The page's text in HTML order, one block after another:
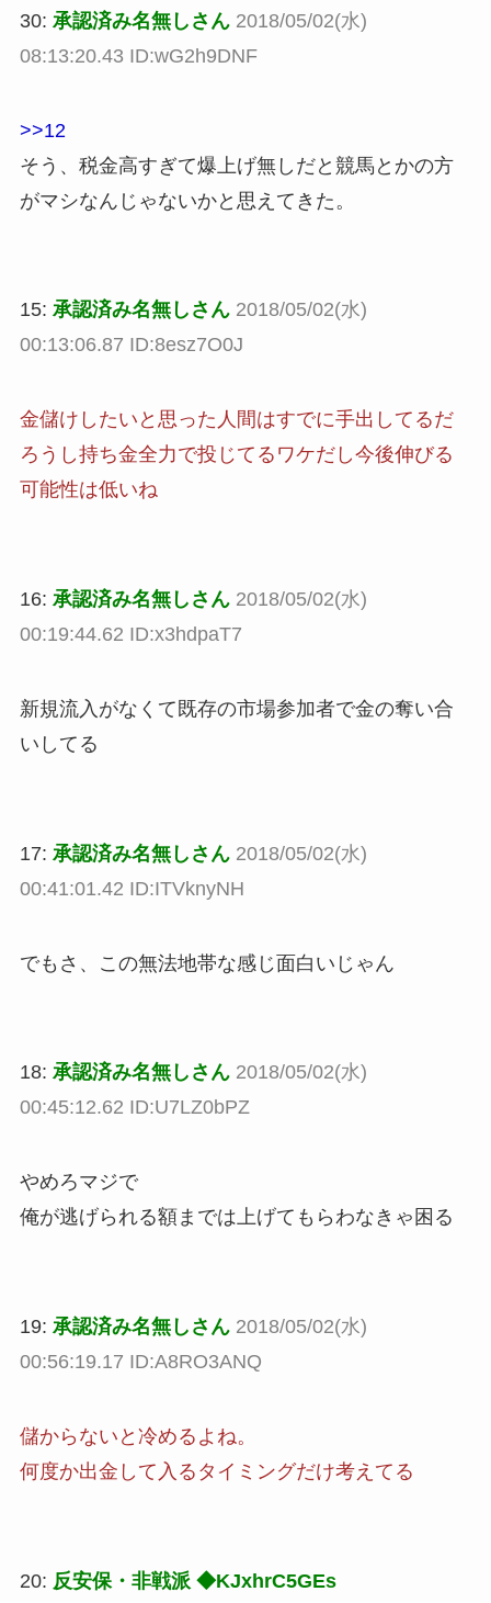
30: 承認済み名無しさん 2018/05/02(水)
08:13:20.43 ID:wG2h9DNF
>>12
そう、税金高すぎて爆上げ無しだと競馬とかの方
がマシなんじゃないかと思えてきた。
15: 承認済み名無しさん 2018/05/02(水)
00:13:06.87 ID:8esz7O0J
金儲けしたいと思った人間はすでに手出してるだ
ろうし持ち金全力で投じてるワケだし今後伸びる
可能性は低いね
16: 承認済み名無しさん 2018/05/02(水)
00:19:44.62 ID:x3hdpaT7
新規流入がなくて既存の市場参加者で金の奪い合
いしてる
17: 承認済み名無しさん 2018/05/02(水)
00:41:01.42 ID:ITVknyNH
でもさ、この無法地帯な感じ面白いじゃん
18: 承認済み名無しさん 2018/05/02(水)
00:45:12.62 ID:U7LZ0bPZ
やめろマジで
俺が逃げられる額までは上げてもらわなきゃ困る
19: 承認済み名無しさん 2018/05/02(水)
00:56:19.17 ID:A8RO3ANQ
儲からないと冷めるよね。
何度か出金して入るタイミングだけ考えてる
20: 反安保・非戦派 ◆KJxhrC5GEs